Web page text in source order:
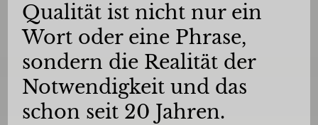
Qualität ist nicht nur ein
Wort oder eine Phrase,
sondern die Realität der
Notwendigkeit und das
schon seit 20 Jahren.